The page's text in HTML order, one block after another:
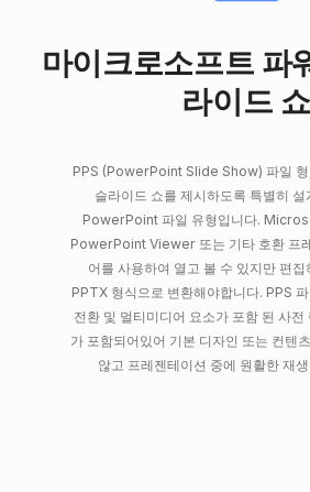
마이크로소프트 파
라이드 쇼
PPS (PowerPoint Slide Show) 파일 형
슬라이드 쇼를 제시하도록 특별히
PowerPoint 파일 유형입니다.
PowerPoint Viewer 또는 기타 호환 프
어를 사용하여 열고 볼 수 있지만 편
PPTX 형식으로 변환해야합니다. PPS
전환 및 멀티미디어 요소가 포함 된 사전
가 포함되어있어 기본 디자인 또는 컨텐
않고 프레젠테이션 중에 원활한 재